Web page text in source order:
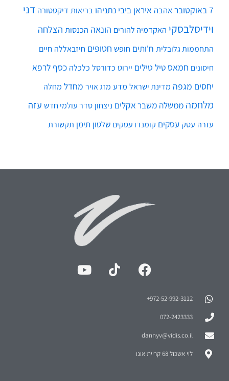
7 באוקטובר אהבה איראן ביבי נתניהו בריאות דיקטטורה דני
וידיסלבסקי האקדמיה להורים הונאה הכנסות הצלחה
התחממות גלובלית ח'ותים חופש חטופים חיזבאללה חיים
חיסונים חמאס טיל טילים יירוט כדורסל כלכלה כסף לרפא
יחסים מגפה מדינת ישראל מדע מזג אויר מחדל מחלה
מלחמה ממשלה משבר אקלים ניצחון סדר עולמי חדש עזה
עזרה עסק עסקים קומנדו עסקים שלטון תימן תקשורת
972-52-992-3112⁩+
072-2423333
dannyv@vidis.co.il
לוי אשכול 68 קריית אונו